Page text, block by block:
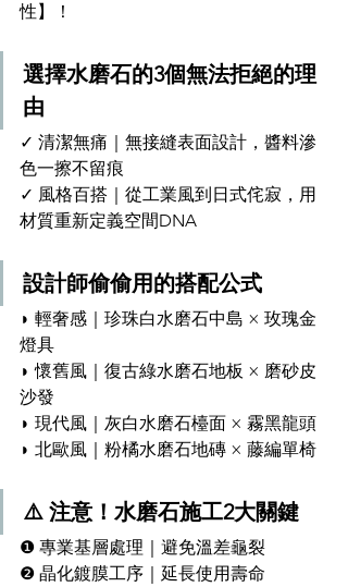
性】！
選擇水磨石的3個無法拒絕的理
由
✓ 清潔無痛｜無接縫表面設計，醬料滲
色一擦不留痕
✓ 風格百搭｜從工業風到日式侘寂，用
材質重新定義空間DNA
設計師偷偷用的搭配公式
◗ 輕奢感｜珍珠白水磨石中島 × 玫瑰金
燈具
◗ 懷舊風｜復古綠水磨石地板 × 磨砂皮
沙發
◗ 現代風｜灰白水磨石檯面 × 霧黑龍頭
◗ 北歐風｜粉橘水磨石地磚 × 藤編單椅
⚠️ 注意！水磨石施工2大關鍵
❶ 專業基層處理｜避免溫差龜裂
❷ 晶化鍍膜工序｜延長使用壽命